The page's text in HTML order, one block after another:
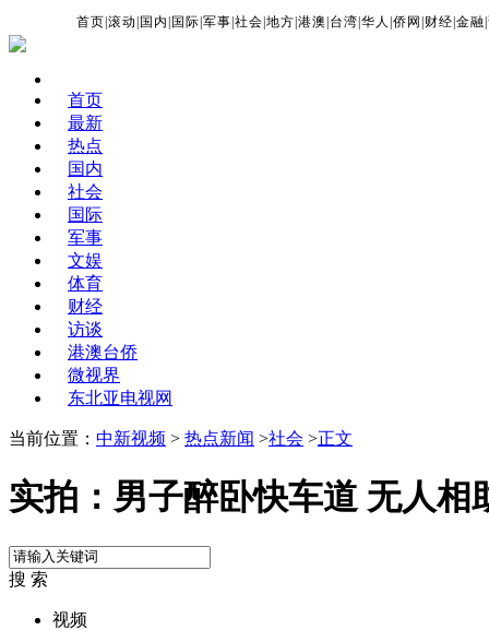
首页 |滚动 国内 国际 |军事 |社会 |地方 |港澳 台湾 |华人 |侨网 财经 |金融 |
首页
最新
热点
国内
社会
国际
军事
文娱
体育
财经
访谈
港澳台侨
微视界
东北亚电视网
当前位置： 中新视频 > 热点新闻 >社会 >正文
实拍：男子醉卧快车道 无人相
搜 索
视频